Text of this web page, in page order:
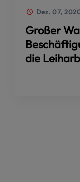
Dez. 07,
Großer
die